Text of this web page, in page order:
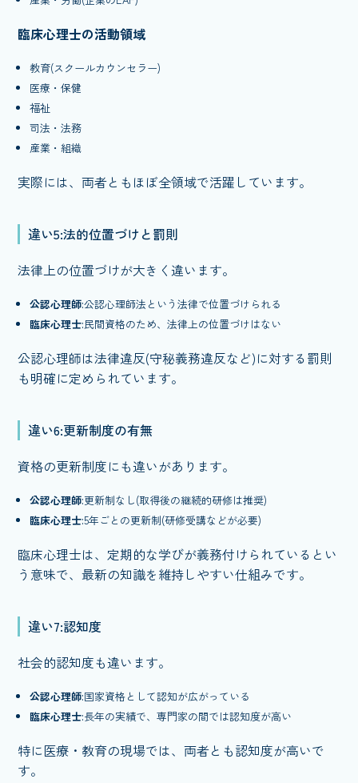
臨床心理士の活動領域
教育(スクールカウンセラー)
医療・保健
福祉
司法・法務
産業・組織
実際には、両者ともほぼ全領域で活躍しています。
違い5:法的位置づけと罰則
法律上の位置づけが大きく違います。
公認心理師:公認心理師法という法律で位置づけられる
臨床心理士:民間資格のため、法律上の位置づけはない
公認心理師は法律違反(守秘義務違反など)に対する罰則
も明確に定められています。
違い6:更新制度の有無
資格の更新制度にも違いがあります。
公認心理師:更新制なし(取得後の継続的研修は推奨)
臨床心理士:5年ごとの更新制(研修受講などが必要)
臨床心理士は、定期的な学びが義務付けられているとい
う意味で、最新の知識を維持しやすい仕組みです。
違い7:認知度
社会的認知度も違います。
公認心理師:国家資格として認知が広がっている
臨床心理士:長年の実績で、専門家の間では認知度が高い
特に医療・教育の現場では、両者とも認知度が高いで
す。